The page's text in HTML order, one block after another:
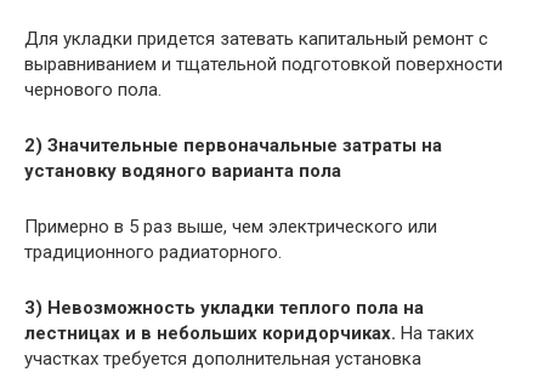
Для укладки придется затевать капитальный ремонт с
выравниванием и тщательной подготовкой поверхности
чернового пола.
2) Значительные первоначальные затраты на
установку водяного варианта пола
Примерно в 5 раз выше, чем электрического или
традиционного радиаторного.
3) Невозможность укладки теплого пола на
лестницах и в небольших коридорчиках. На таких
участках требуется дополнительная установка